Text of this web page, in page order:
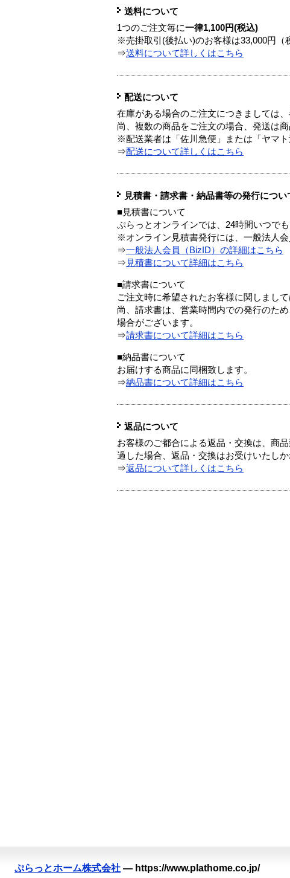
送料について
1つのご注文毎に一律1,100円(税込)
※売掛取引(後払い)のお客様は33,000円（
⇒送料について詳しくはこちら
配送について
在庫がある場合のご注文につきましては
尚、複数の商品をご注文の場合、発送は
※配送業者は「佐川急便」または「ヤマ
⇒配送について詳しくはこちら
見積書・請求書・納品書等の発行につい
■見積書について
ぷらっとオンラインでは、24時間いつで
※オンライン見積書発行には、一般法人会
⇒一般法人会員（BizID）の詳細はこちら
⇒ 見積書について詳細はこちら
■請求書について
ご注文時に希望されたお客様に関しまし
尚、請求書は、営業時間内での発行のた
場合がございます。
⇒請求書について詳細はこちら
■納品書について
お届けする商品に同梱致します。
⇒納品書について詳細はこちら
返品について
お客様のご都合による返品・交換は、商
過した場合、返品・交換はお受けいたしか
⇒返品について詳しくはこちら
ぷらっとホーム株式会社 — https://www.plathome.co.jp/